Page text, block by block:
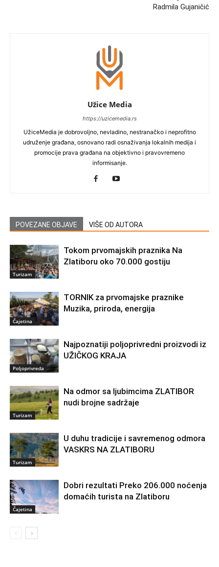
Radmila Gujaničić
Užice Media
https://uzicemedia.rs
UžiceMedia je dobrovoljno, nevladino, nestranačko i neprofitno
udruženje građana, osnovano radi osnaživanja lokalnih medija i
promocije prava građana na objektivno i pravovremeno
informisanje.
POVEZANE OBJAVE VIŠE OD AUTORA
Turizam
Tokom prvomajskih praznika Na
Zlatiboru oko 70.000 gostiju
Čajetina
TORNIK za prvomajske praznike
Muzika, priroda, energija
Poljoprivreda
Najpoznatiji poljoprivredni proizvodi iz
UŽIČKOG KRAJA
Turizam
Na odmor sa ljubimcima ZLATIBOR
nudi brojne sadržaje
Turizam
U duhu tradicije i savremenog odmora
VASKRS NA ZLATIBORU
Čajetina
Dobri rezultati Preko 206.000 noćenja
domaćih turista na Zlatiboru